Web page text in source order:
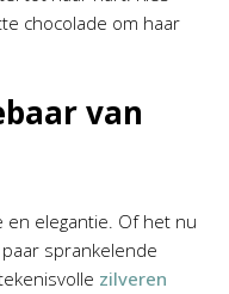
chocolade om haar
van
en elegantie. Of het nu
sprankelende
zilveren